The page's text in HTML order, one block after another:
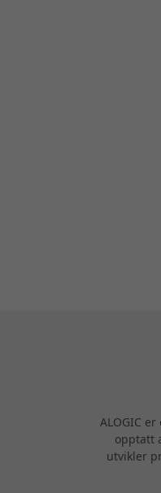
ALOGIC
opptatt
utvikler